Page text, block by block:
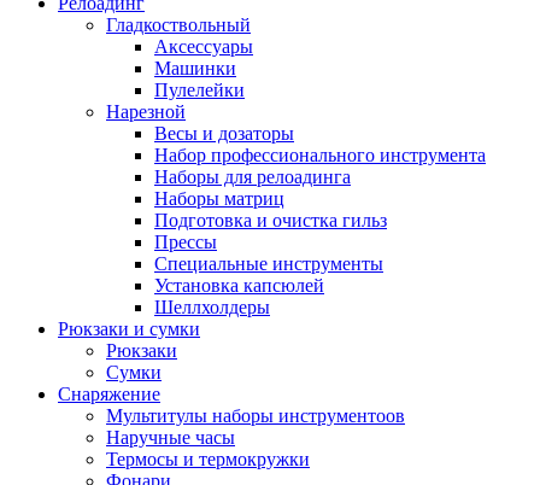
Гладкоствольный
Аксессуары
Машинки
Пулелейки
Нарезной
Весы и дозаторы
Набор профессионального инструмента
Наборы для релоадинга
Наборы матриц
Подготовка и очистка гильз
Прессы
Специальные инструменты
Установка капсюлей
Шеллхолдеры
Рюкзаки и сумки
Рюкзаки
Сумки
Снаряжение
Мультитулы наборы инструментоов
Наручные часы
Термосы и термокружки
Фонари